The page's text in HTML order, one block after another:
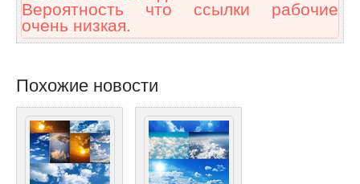
Вероятность что ссылки рабочие
очень низкая.
Похожие новости